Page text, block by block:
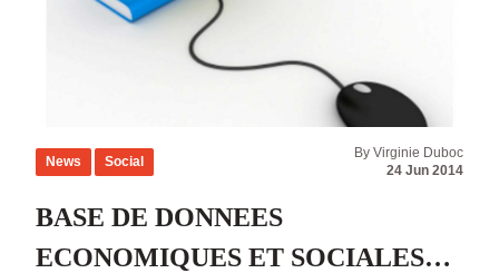
News Social
By Virginie Duboc
24 Jun 2014
BASE DE DONNEES
ECONOMIQUES ET SOCIALES